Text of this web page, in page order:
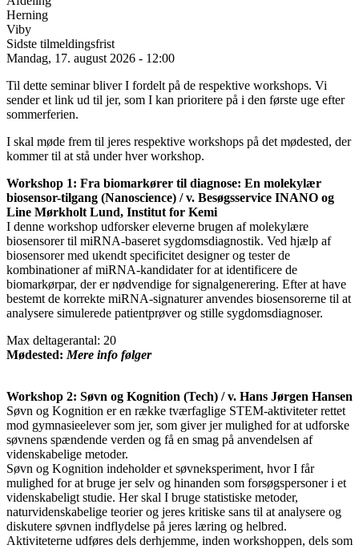
Herning
Viby
Sidste tilmeldingsfrist
Mandag, 17. august 2026 - 12:00
Til dette seminar bliver I fordelt på de respektive workshops. Vi
sender et link ud til jer, som I kan prioritere på i den første uge efter
sommerferien.
I skal møde frem til jeres respektive workshops på det mødested, der
kommer til at stå under hver workshop.
Workshop 1: Fra biomarkører til diagnose: En molekylær
biosensor-tilgang (Nanoscience) / v. Besøgsservice INANO og
Line Mørkholt Lund, Institut for Kemi
I denne workshop udforsker eleverne brugen af molekylære
biosensorer til miRNA-baseret sygdomsdiagnostik. Ved hjælp af
biosensorer med ukendt specificitet designer og tester de
kombinationer af miRNA-kandidater for at identificere de
biomarkørpar, der er nødvendige for signalgenerering. Efter at have
bestemt de korrekte miRNA-signaturer anvendes biosensorerne til at
analysere simulerede patientprøver og stille sygdomsdiagnoser.
Max deltagerantal: 20
Mødested: Mere info følger
Workshop 2: Søvn og Kognition (Tech) / v. Hans Jørgen Hansen
Søvn og Kognition er en række tværfaglige STEM-aktiviteter rettet
mod gymnasieelever som jer, som giver jer mulighed for at udforske
søvnens spændende verden og få en smag på anvendelsen af
videnskabelige metoder.
Søvn og Kognition indeholder et søvneksperiment, hvor I får
mulighed for at bruge jer selv og hinanden som forsøgspersoner i et
videnskabeligt studie. Her skal I bruge statistiske metoder,
naturvidenskabelige teorier og jeres kritiske sans til at analysere og
diskutere søvnen indflydelse på jeres læring og helbred.
Aktiviteterne udføres dels derhjemme, inden workshoppen, dels som